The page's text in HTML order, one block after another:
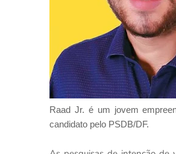
Raad Jr. é um jovem
candidato pelo PSDB/DF.